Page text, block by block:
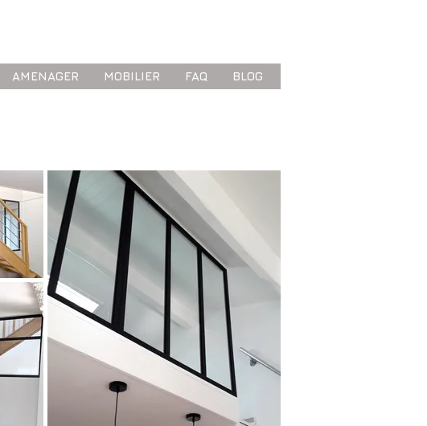
AMENAGER MOBILIER FAQ BLOG